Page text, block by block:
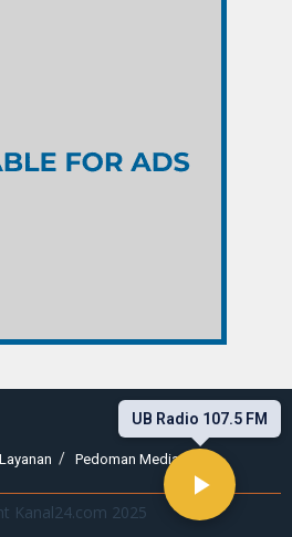
UB Radio 107.5 FM
Layanan Pedoman Media Siber
Kanal24.com 2025